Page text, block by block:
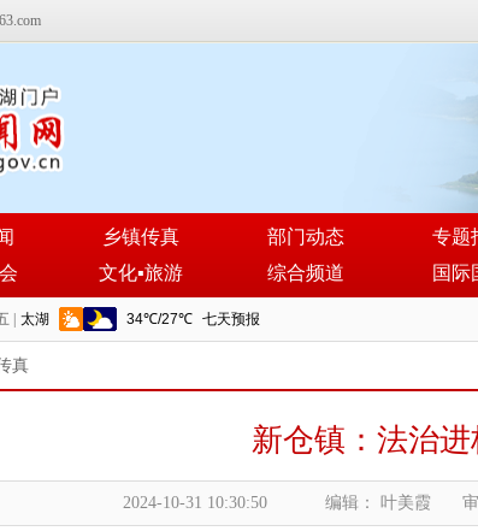
乡镇传真 部门动态 专题
文化▪旅游 综合频道 国际
|
真
新仓镇：法治
2024-10-31 10:30:50 编辑： 叶美霞